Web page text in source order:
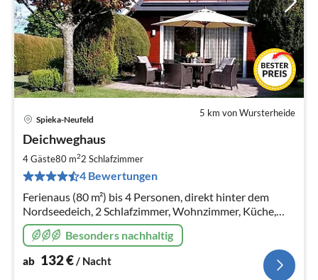
5 km von Wursterheide
Spieka-Neufeld
Deichweghaus
4 Gäste80 m22 Schlafzimmer
4 Bewertungen
Ferienaus (80 m²) bis 4 Personen, direkt hinter dem
Nordseedeich, 2 Schlafzimmer, Wohnzimmer, Küche,
Bad mit WC, Wanne und Dusche, außerdem Balkon,
Terrasse, Parkplatrz und SAT-TV
Besonders nachhaltig
ab 132€/ Nacht